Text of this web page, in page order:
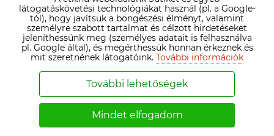
társkereső társkereső társkereső
Tornaszentandrás
társkereső
Tornabarakony
társkereső
Bódvaszilas
társkereső
Viszló
társkereső
Bódvarákó
társkereső
Pamlény
társkereső
Keresztéte
társkereső
Rakacaszend
társkereső
Martonyi
társkereső
Perecse Szászfa
látogatáskövetési technológiákat használ (pl. a Google-
tól), hogy javítsuk a böngészési élményt, valamint
személyre szabott tartalmat és célzott hirdetéseket
jeleníthessünk meg (személyes adatait is felhasználva
pl. Google által), és megérthessük honnan érkeznek és
mit szeretnének látogatóink. További információk
További lehetőségek
Mindet elfogadom